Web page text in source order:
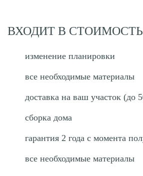
ВХОДИТ В СТОИМОСТЬ
изменение планировки
все необходимые материалы
доставка на ваш участок (до
сборка дома
гарантия 2 года с момента
все необходимые материалы